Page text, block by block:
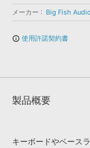
BGM »
SLS
メーカー
Big Fish Audio
info_outline 使用許諾契約書
製品概要
キーボードやベース